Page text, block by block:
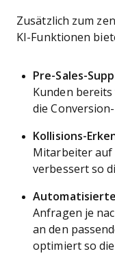
Zusätzlich zum
KI-Funktionen
Pre-Sales-
Kunden
die
Kollisions-
Mitarbeiter auf
verbessert so
Anfragen je
an den
optimiert so